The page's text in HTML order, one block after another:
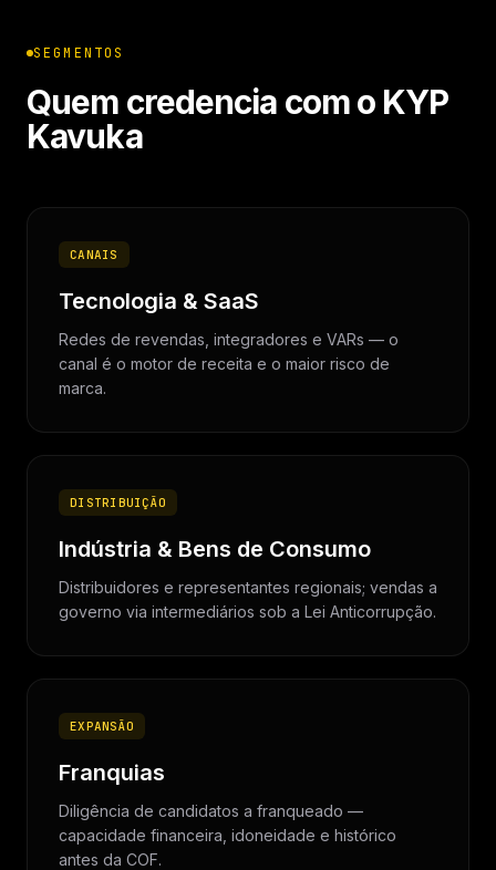
SEGMENTOS
Quem credencia com o KYP
Kavuka
CANAIS
Tecnologia & SaaS
Redes de revendas, integradores e VARs — o
canal é o motor de receita e o maior risco de
marca.
DISTRIBUIÇÃO
Indústria & Bens de Consumo
Distribuidores e representantes regionais; vendas a
governo via intermediários sob a Lei Anticorrupção.
EXPANSÃO
Franquias
Diligência de candidatos a franqueado —
capacidade financeira, idoneidade e histórico
antes da COF.